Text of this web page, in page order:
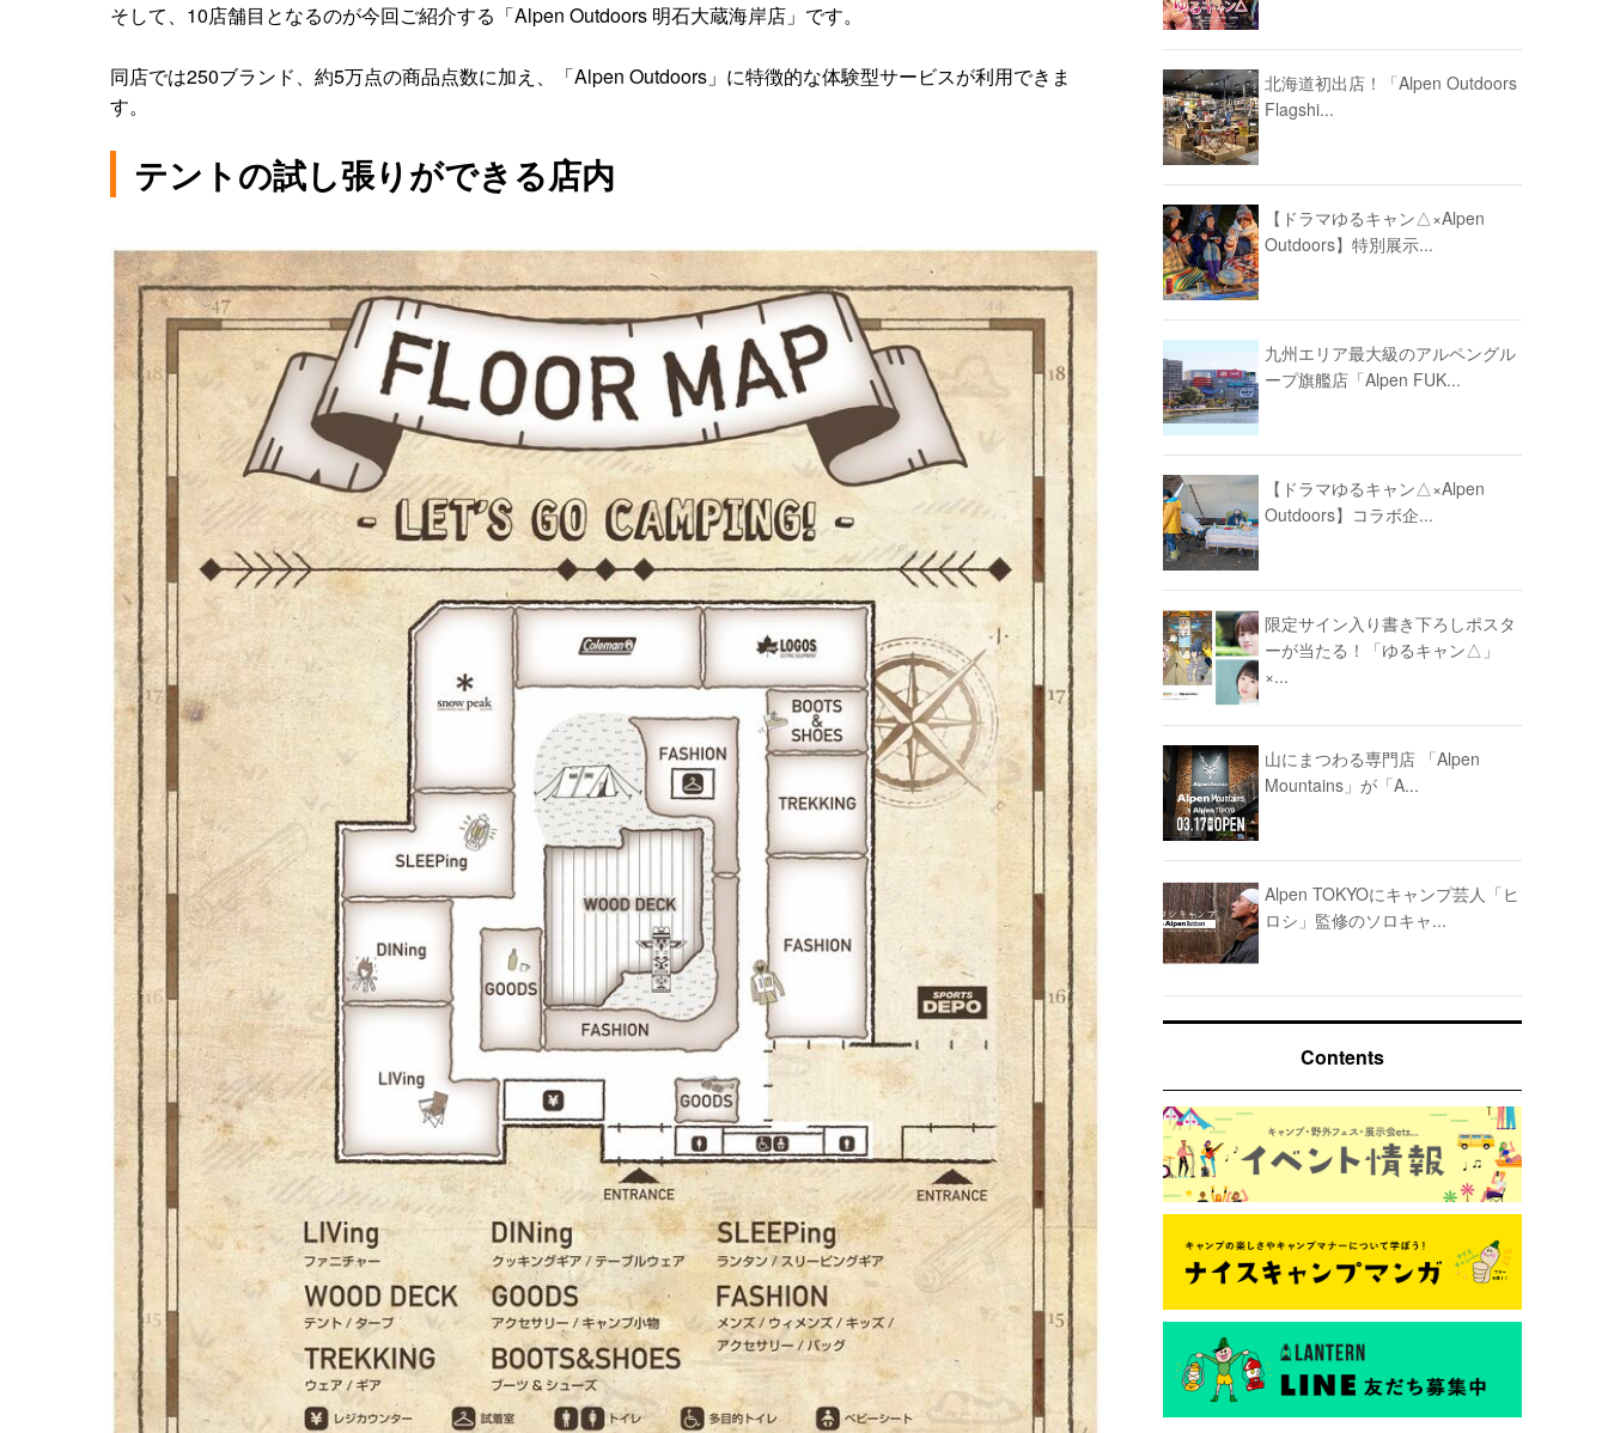
そして、10店舗目となるのが今回ご紹介する「Alpen Outdoors 明石大蔵海岸店」です。
同店では250ブランド、約5万点の商品点数に加え、「Alpen Outdoors」に特徴的な体験型サービスが利用できま
す。
テントの試し張りができる店内
北海道初出店！「Alpen Outdoors
Flagshi...
【ドラマゆるキャン△×Alpen
Outdoors】特別展示...
九州エリア最大級のアルペングル
ープ旗艦店「Alpen FUK...
【ドラマゆるキャン△×Alpen
Outdoors】コラボ企...
限定サイン入り書き下ろしポスタ
ーが当たる！「ゆるキャン△」
×...
山にまつわる専門店 「Alpen
Mountains」が「A...
Alpen TOKYOにキャンプ芸人「ヒ
ロシ」監修のソロキャ...
Contents